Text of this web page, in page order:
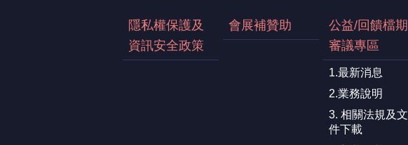
隱私權保護及
資訊安全政策
會展補贊助
公益/回饋檔期
審議專區
1.最新消息
2.業務說明
3. 相關法規及文
件下載